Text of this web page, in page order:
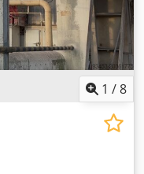
1 /8